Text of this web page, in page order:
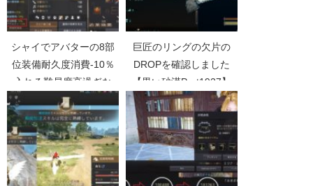
シャイでアバターの8部
位装備耐久度消費-10％
入れる難易度高過ぎな
い？【黒い砂漠
Part5158】
巨匠のリングの欠片の
DROPを確認しました
【黒い砂漠Part1927】